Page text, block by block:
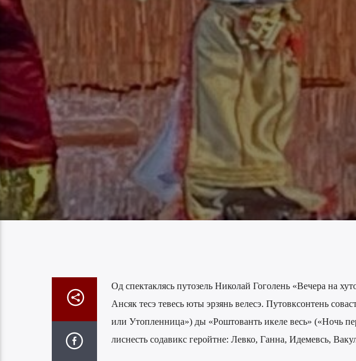
Од спектаклясь путозель Николай Гоголень «Вечера на
Ансяк тесэ тевесь юты эрзянь велесэ. Путовксонтень
или Утопленница») ды «Роштованть икеле весь» («Ночь
лиснесть содавикс геройтне: Левко, Ганна, Идемевсь,